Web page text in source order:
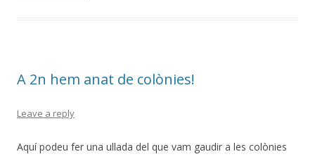
A 2n hem anat de colònies!
Leave a reply
Aquí podeu fer una ullada del que vam gaudir a les colònies